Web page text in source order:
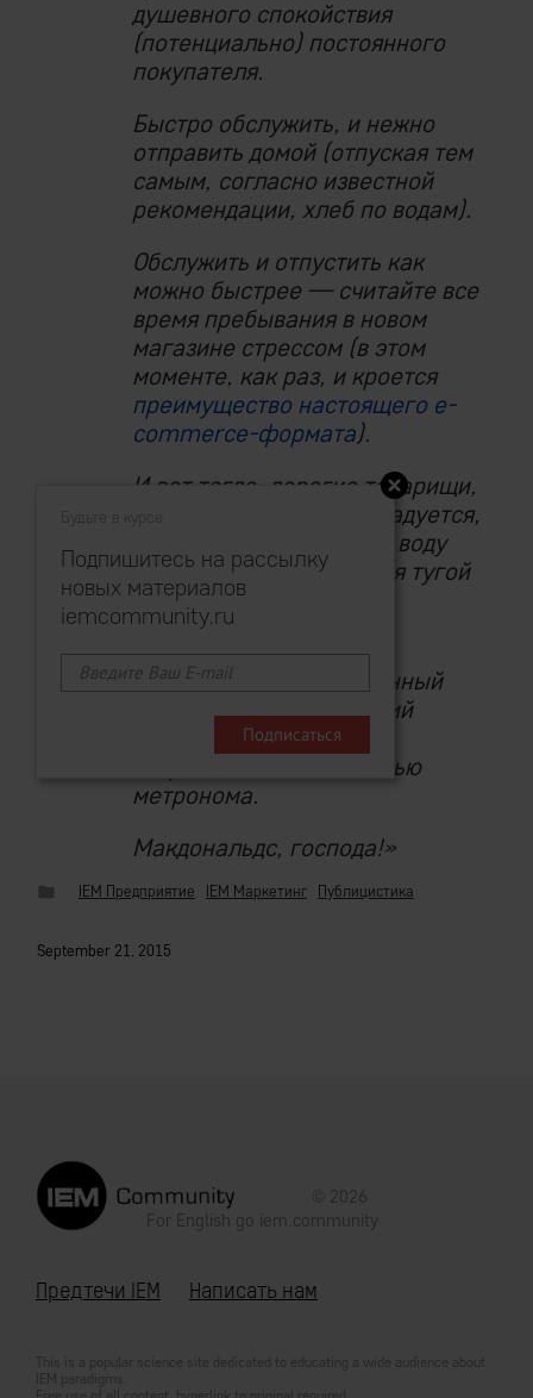
Будьте в курсе
Подпишитесь на рассылку
новых материалов
iemcommunity.ru
душевного спокойствия
(потенциально) постоянного
покупателя.
Быстро обслужить, и нежно
отправить домой (отпуская тем
самым, согласно известной
рекомендации, хлеб по водам).
Обслужить и отпустить как
можно быстрее — считайте все
время пребывания в новом
магазине стрессом (в этом
моменте, как раз, и кроется
преимущество настоящего e-
commerce-формата).
И вот тогда, дорогие товарищи,
сей клиент весьма возрадуется,
а отпущенный ранее на воду
хлеб стократно вернется тугой
ебитдой.
Лучшая «программа
лояльности»
— отлаженный
бизнес, обрабатывающий
миллионные массы
потребителей с точностью
метронома.
Макдональдс, господа!»
IEM Предприятие IEM Маркетинг Публицистика
September 21, 2015
© 2026
For English go iem.community
Предтечи IEM Написать нам
This is a popular science site dedicated to educating a wide audience about
IEM paradigms.